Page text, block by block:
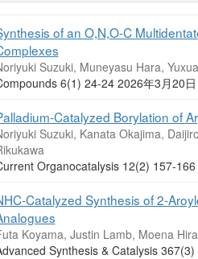
of an O,N,O-C
Suzuki, Muneyasu Hara,
6(1) 24-24 2026年3月20日
Catalyzed Borylation of
Suzuki, Kanata Okajima,
Organocatalysis 12(2) 157-166
Synthesis of
Koyama, Justin Lamb, Moena
Synthesis & Catalysis